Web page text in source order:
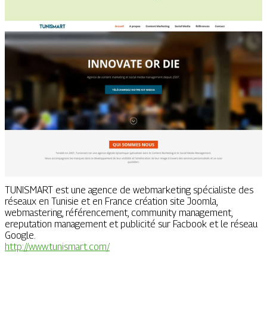
TUNISMART est une agence de webmarketing spécialiste des
réseaux en Tunisie et en France création site Joomla,
webmastering, référencement, community management,
ereputation management et publicité sur Facbook et le réseau
Google.
http://www.tunismart.com/